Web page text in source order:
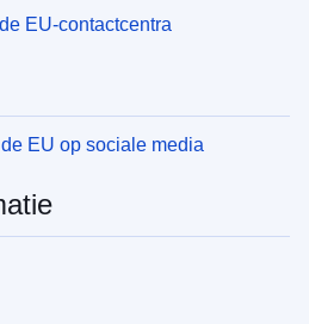
EU-contactcentra
EU op sociale media